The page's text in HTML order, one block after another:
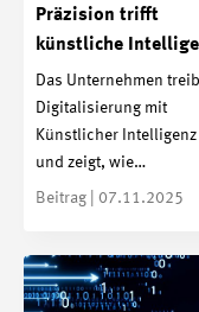
Präzision trifft
künstliche
Das Unternehmen
Digitalisierung mit
Künstlicher Intelligenz
und zeigt, wie…
Beitrag | 07.11.2025